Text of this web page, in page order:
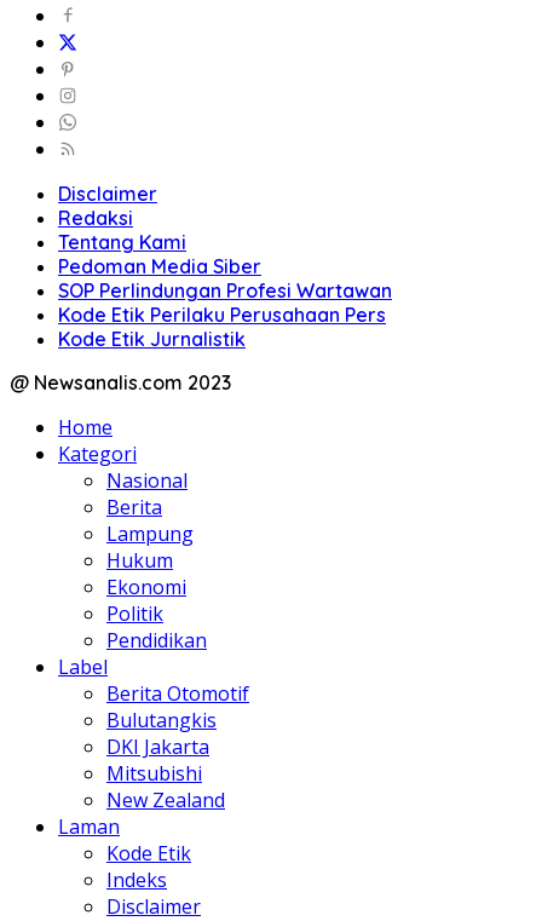
Disclaimer
Redaksi
Tentang Kami
Pedoman Media Siber
SOP Perlindungan Profesi Wartawan
Kode Etik Perilaku Perusahaan Pers
Kode Etik Jurnalistik
@ Newsanalis.com 2023
Home
Kategori
Nasional
Berita
Lampung
Hukum
Ekonomi
Politik
Pendidikan
Label
Berita Otomotif
Bulutangkis
DKI Jakarta
Mitsubishi
New Zealand
Laman
Kode Etik
Indeks
Disclaimer